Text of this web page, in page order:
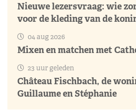
Nieuwe lezersvraag: wie
voor de kleding van de
04 aug 2026
Mixen en matchen met
23 uur geleden
Château Fischbach, de
Guillaume en Stéphanie